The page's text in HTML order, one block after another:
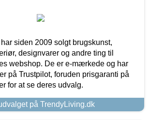
siden 2009 solgt brugskunst,
designvarer og andre ting til
webshop. De er e-mærkede og har
på Trustpilot, foruden prisgaranti på
for at se deres udvalg.
på TrendyLiving.dk